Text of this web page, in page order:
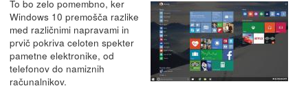
To bo zelo pomembno, ker
Windows 10 premošča razlike
med različnimi napravami in
prvič pokriva celoten spekter
pametne elektronike, od
telefonov do namiznih
računalnikov.